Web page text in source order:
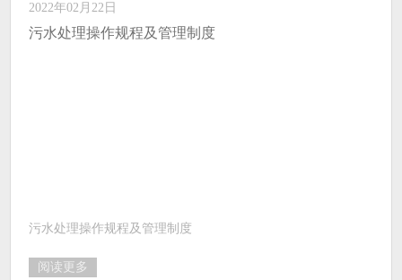
2022年02月22日
污水处理操作规程及管理制度
污水处理操作规程及管理制度
阅读更多